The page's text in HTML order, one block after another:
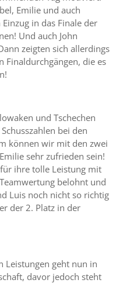
Emilie und auch
in das Finale der
Und auch John
zeigten sich allerdings
Finaldurchgängen, die es
und Tschechen
bei den
können wir mit den zwei
sehr zufrieden sein!
ihre tolle Leistung mit
belohnt und
Luis noch nicht so richtig
der 2. Platz in der
Leistungen geht nun in
davor jedoch steht